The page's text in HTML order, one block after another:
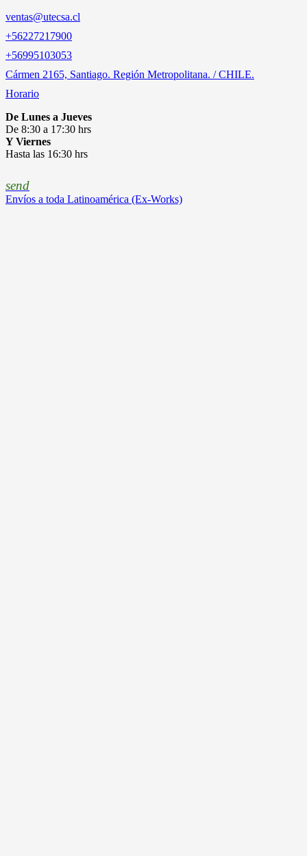
ventas@utecsa.cl
+56227217900
‎+56995103053
Cármen 2165, Santiago. Región Metropolitana. / CHILE.
Horario
De Lunes a Jueves
De 8:30 a 17:30 hrs
Y Viernes
Hasta las 16:30 hrs
send
Envíos a toda Latinoamérica (Ex-Works)